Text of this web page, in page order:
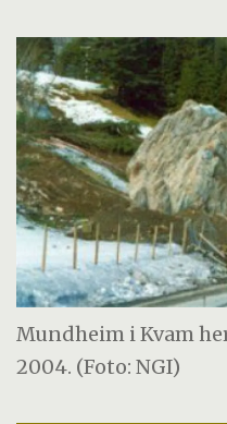
Mundheim i Kvam
2004. (Foto: NGI)